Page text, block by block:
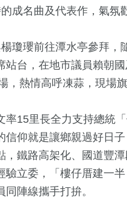
成名曲及代表作，氣氛
瓊瓔前往潭水亭參拜，
站台，在地市議員賴朝
，熱情高呼凍蒜，現場
率15里長全力支持總統
信仰就是讓鄉親過好日
，鐵路高架化、國道豐
驗立委，「樓仔厝建一
陣線攜手打拚。